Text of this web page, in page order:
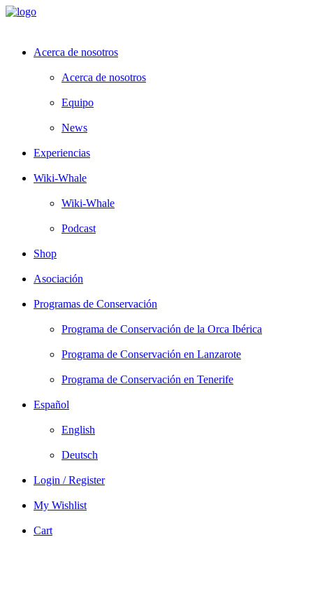
Acerca de nosotros
Acerca de nosotros
Equipo
News
Experiencias
Wiki-Whale
Wiki-Whale
Podcast
Shop
Asociación
Programas de Conservación
Programa de Conservación de la Orca Ibérica
Programa de Conservación en Lanzarote
Programa de Conservación en Tenerife
Español
English
Deutsch
Login / Register
My Wishlist
Cart